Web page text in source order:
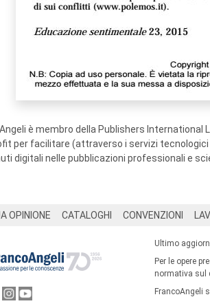
è membro della Publishers International
per facilitare (attraverso i servizi
digitali nelle pubblicazioni professionali e
OPINIONE CATALOGHI CONVENZIONI
Ultimo
Per le opere
normativa sul
FrancoAngeli